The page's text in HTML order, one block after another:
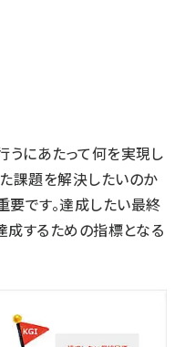
うにあたって何を実現し
課題を解決したいのか
です。達成したい最終
成するための指標となる